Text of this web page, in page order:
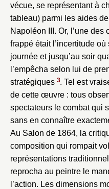
vécue, se représentant à
tableau) parmi les aides
Napoléon III. Or, l’une
frappé était l’incertitude où
journée et jusqu’au soir
l’empêcha selon lui de
stratégiques 3. Tel est
de cette œuvre : tous
spectateurs le combat qui
sans en connaître
Au Salon de 1864, la
composition qui rompait
représentations
reprocha au peintre le
l’action. Les dimensions